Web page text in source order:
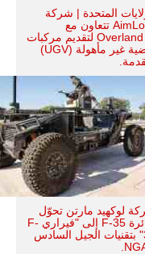
المتحدة | شركة
AimLock تتعاون مع
Overland AI لتقديم مركبات
أرضية غير مأهولة (UGV)
لوكهيد مارتن تحوّل
طائرة F-35 إلى "فيراري F-
35" بتقنيات الجيل السادس